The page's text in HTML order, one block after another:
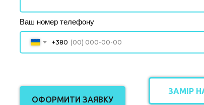
Ваш номер телефону
+380
ОФОРМИТИ ЗАЯВКУ
ЗАМІР